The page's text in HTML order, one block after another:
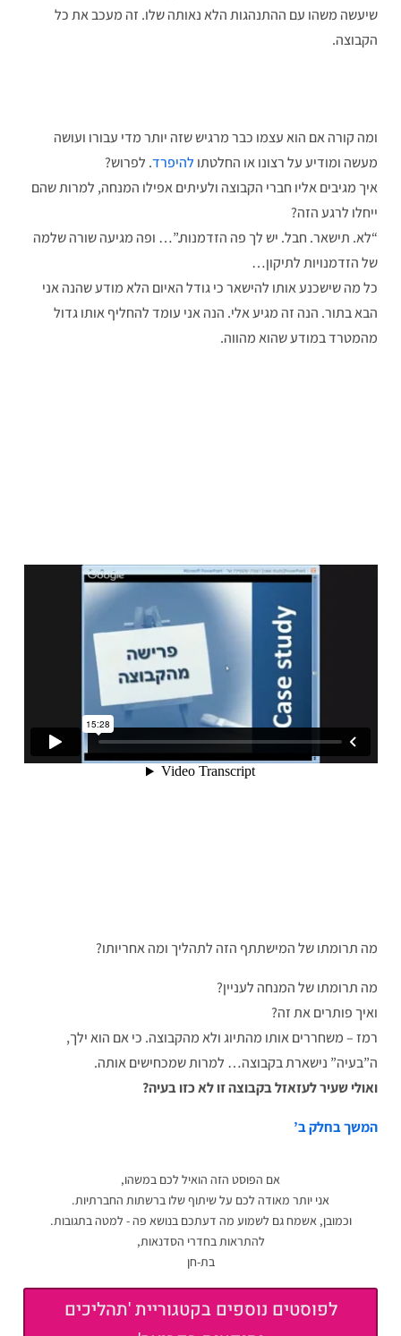
שיעשה משהו עם ההתנהגות הלא נאותה שלו. זה מעכב את כל
הקבוצה.
ומה קורה אם הוא עצמו כבר מרגיש שזה יותר מדי עבורו ועושה
מעשה ומודיע על רצונו או החלטתו להיפרד. לפרוש?
איך מגיבים אליו חברי הקבוצה ולעיתים אפילו המנחה, למרות שהם
ייחלו לרגע הזה?
“לא. תישאר. חבל. יש לך פה הזדמנות.”… ופה מגיעה שורה שלמה
של הזדמנויות לתיקון…
כל מה שישכנע אותו להישאר כי גודל האיום הלא מודע שהנה אני
הבא בתור. הנה זה מגיע אלי. הנה אני עומד להחליף אותו גדול
מהמטרד במודע שהוא מהווה.
מה תרומתו של המישתתף הזה לתהליך ומה אחריותו?
מה תרומתו של המנחה לעניין?
ואיך פותרים את זה?
רמז – משחררים אותו מהתיוג ולא מהקבוצה. כי אם הוא ילך,
ה”בעיה” נישארת בקבוצה… למרות שמכחישים אותה.
ואולי שעיר לעזאזל בקבוצה זו לא כזו בעיה?
המשך בחלק ב’
אם הפוסט הזה הואיל לכם במשהו,
אני יותר מאודה לכם על שיתוף שלו ברשתות החברתיות.
וכמובן, אשמח גם לשמוע מה דעתכם בנושא פה - למטה בתגובות.
להתראות בחדרי הסדנאות,
בת-חן
לפוסטים נוספים בקטגוריית 'תהליכים